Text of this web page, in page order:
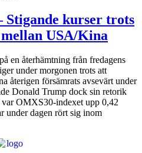
Stigande kurser trots
USA/Kina
en återhämtning från fredagens
under morgonen trots att
återigen försämrats avsevärt under
Donald Trump dock sin retorik
OMXS30-indexet upp 0,42
under dagen rört sig inom